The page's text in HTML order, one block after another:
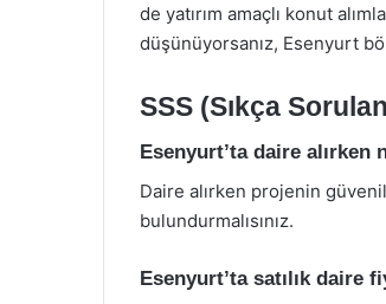
de yatırım amaçlı konut
düşünüyorsanız, Esenyurt
SSS (Sıkça
Esenyurt’ta daire
Daire alırken projenin
bulundurmalısınız.
Esenyurt’ta satılık daire